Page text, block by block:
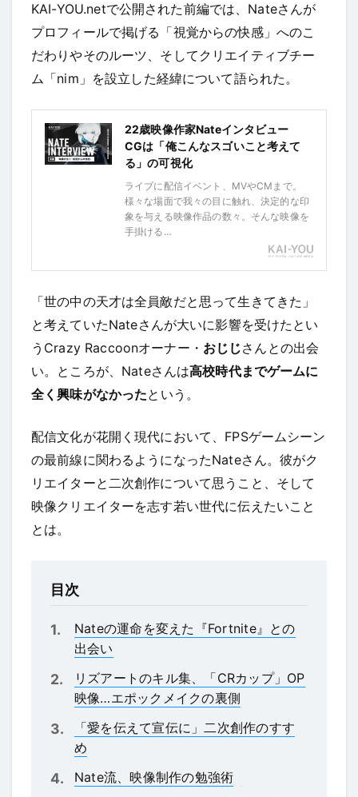
KAI-YOU.netで公開された前編では、Nateさんが
プロフィールで掲げる「視覚からの快感」へのこ
だわりやそのルーツ、そしてクリエイティブチー
ム「nim」を設立した経緯について語られた。
22歳映像作家Nateインタビュー
CGは「俺こんなスゴいこと考えて
る」の可視化
ライブに配信イベント、MVやCMまで。
様々な場面で我々の目に触れ、決定的な印
象を与える映像作品の数々。そんな映像を
手掛ける…
「世の中の天才は全員敵だと思って生きてきた」
と考えていたNateさんが大いに影響を受けたとい
うCrazy Raccoonオーナー・ おじじさんとの出会
い。ところが、Nateさんは高校時代までゲームに
全く興味がなかったという。
配信文化が花開く現代において、FPSゲームシーン
の最前線に関わるようになったNateさん。彼がク
リエイターと二次創作について思うこと、そして
映像クリエイターを志す若い世代に伝えたいこと
とは。
目次
Nateの運命を変えた『Fortnite』との
出会い
リズアートのキル集、「CRカップ」OP
映像…エポックメイクの裏側
「愛を伝えて宣伝に」二次創作のすす
め
Nate流、映像制作の勉強術